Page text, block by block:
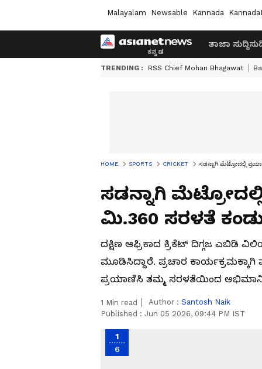
Malayalam Newsable Kannada
ತಾಜಾ ಸುದ್ದಿ
TRENDING : RSS Chief Mohan Bhagawat
HOME SPORTS CRICKET ಸಡನ್ನಾಗಿ ಮೆಟ್ರೋದಲ್ಲಿ
ಸಡನ್ನಾಗಿ
ಮಿ.360 ಸರಳತೆ
ದಕ್ಷಿಣ ಆಫ್ರಿಕಾದ ಕ್ರಿಕೆಟ್ ದಿಗ್ಗಜ ಎಬಿಡಿ
ಮೂಡಿಸಿದ್ದಾರೆ. ಪ್ರಚಾರ
ಪ್ರಯಾಣಿಸಿ ತಮ್ಮ ಸರಳತೆಯಿಂದ
1 Min read Author : Santosh Naik
Published : Jun 05 2026, 09:44 PM IST
1
6